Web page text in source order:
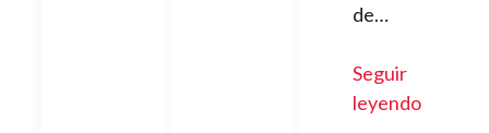
de…
Seguir
leyendo